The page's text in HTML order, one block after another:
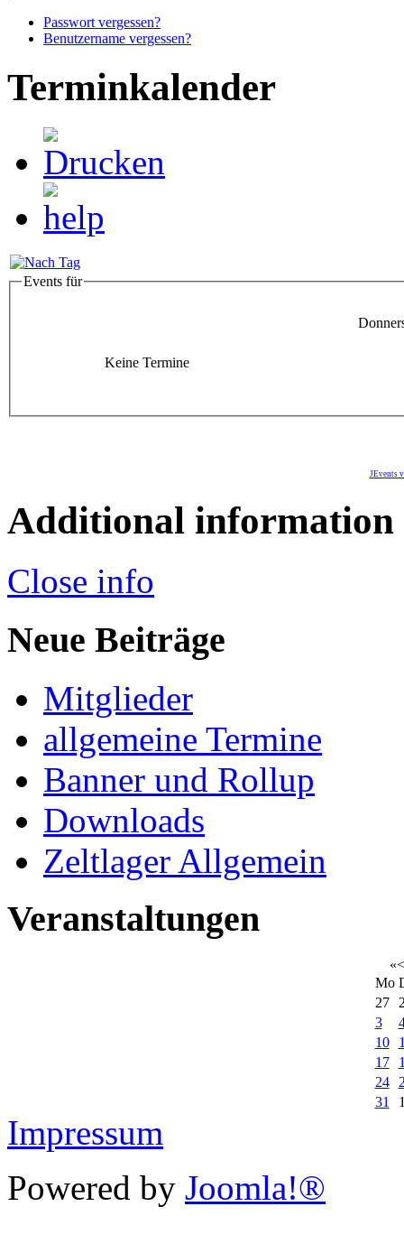
Passwort vergessen?
Benutzername vergessen?
Terminkalender
Events für
Keine Termine
JEvents
Additional information
Close info
Neue Beiträge
Mitglieder
allgemeine Termine
Banner und Rollup
Downloads
Zeltlager Allgemein
Veranstaltungen
«<
Mo
27
3
10
17
24
31
Impressum
Powered by Joomla!®